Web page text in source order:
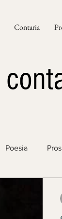
Contaria
Poesia